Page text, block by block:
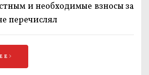
и необходимые взносы за
перечислял